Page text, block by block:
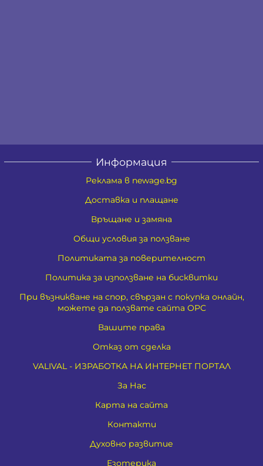
Информация
Реклама в newage.bg
Доставка и плащане
Връщане и замяна
Общи условия за ползване
Политиката за поверителност
Политика за използване на бисквитки
При възникване на спор, свързан с покупка онлайн,
можете да ползвате сайта ОРС
Вашите права
Отказ от сделка
VALIVAL - ИЗРАБОТКА НА ИНТЕРНЕТ ПОРТАЛ
За Нас
Карта на сайта
Контакти
Духовно развитие
Езотерика